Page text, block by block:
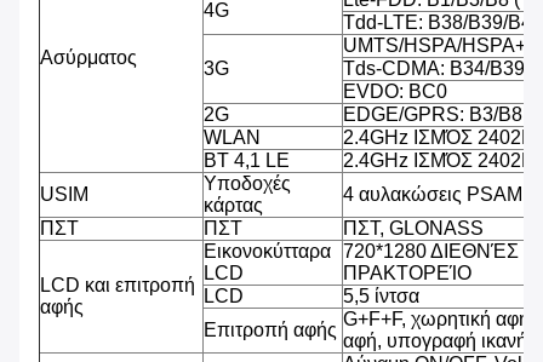
Ασύρματος
4G
Tdd-LTE: B38/B39/
3G
UMTS/HSPA/HSPA+/
Tds-CDMA: B34/B39
EVDO: BC0
2G
EDGE/GPRS: B3/B8
WLAN
2.4GHz ΙΣΜΌΣ
BT 4,1 LE
2.4GHz ΙΣΜΌΣ
USIM
Υποδοχές
κάρτας
4 αυλακώσεις PSAM,
ΠΣΤ
ΠΣΤ ΠΣΤ, GLONASS
LCD και επιτροπή
αφής
Εικονοκύτταρα
LCD
720*1280 ΔΙΕΘΝΈΣ
ΠΡΑΚΤΟΡΕΊΟ
LCD
5,5 ίντσα
Επιτροπή αφής
G+F+F, χωρητική αφή
αφή, υπογραφή ικανή,